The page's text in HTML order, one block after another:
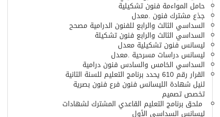
حامل المواءمة فنون تشكيلية
جذع مشترك فنون .معدل
السداسي الثالث والرابع للفنون الدرامية مصحح
السداسي الثالث والرابع فنون تشكيلة
ليسانس فنون تشكيلية معدل
ليسانس دراسات مسرحية .معدل
السداسي الخامس والسادس فنون درامية
القرار رقم 610 يحدد برنامج التعليم للسنة الثانية
لنيل شهادة الليسانس فنون فرع فنون بصرية
تخصص تصميم
ملحق برنامج التعليم القاعدي المشترك لشهادات
ليسانس السداسي الأول